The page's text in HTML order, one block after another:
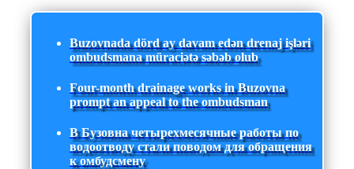
Buzovnada dörd ay davam edən drenaj işləri
ombudsmana müraciətə səbəb olub
Four-month drainage works in Buzovna
prompt an appeal to the ombudsman
В Бузовна четырехмесячные работы по
водоотводу стали поводом для обращения
к омбудсмену